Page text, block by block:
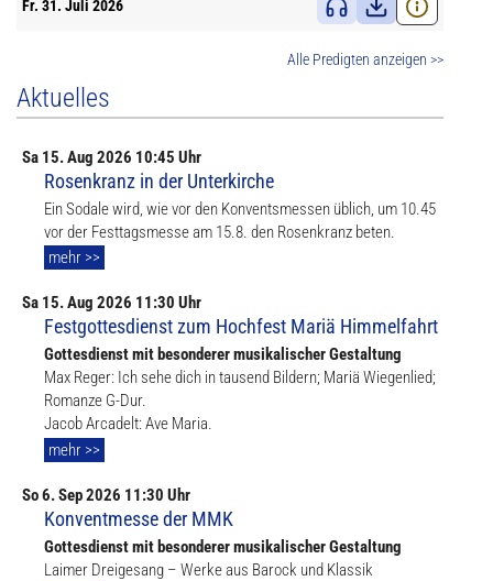
Fr. 31. Juli 2026
Alle Predigten anzeigen >>
Aktuelles
Sa 15. Aug 2026 10:45 Uhr
Rosenkranz in der Unterkirche
Ein Sodale wird, wie vor den Konventsmessen üblich, um 10.45
vor der Festtagsmesse am 15.8. den Rosenkranz beten.
mehr >>
Sa 15. Aug 2026 11:30 Uhr
Festgottesdienst zum Hochfest Mariä Himmelfahrt
Gottesdienst mit besonderer musikalischer Gestaltung
Max Reger: Ich sehe dich in tausend Bildern; Mariä Wiegenlied;
Romanze G-Dur.
Jacob Arcadelt: Ave Maria.
mehr >>
So6. Sep2026 11:30 Uhr
Konventmesse der MMK
Gottesdienst mit besonderer musikalischer Gestaltung
Laimer Dreigesang – Werke aus Barock und Klassik